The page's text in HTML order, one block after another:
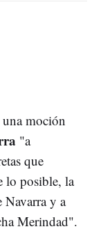
una moción
"a
que
lo posible, la
Navarra y a
Merindad".